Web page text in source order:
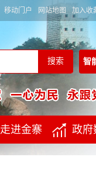
移动门户 网站地图 加入收
智
走进金寨 政府